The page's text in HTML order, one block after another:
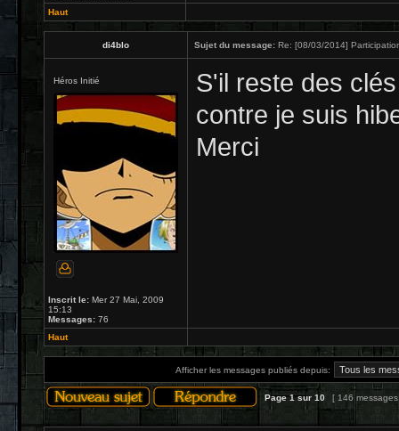
Haut
di4blo Sujet du message: Re: [08/03/2014]
Héros Initié
Inscrit le: Mer 27 Mai, 2009
15:13
Messages: 76
S'il reste des
contre je suis
Merci
Haut
Afficher les messages publiés depuis:
Page1sur 10 [ 146